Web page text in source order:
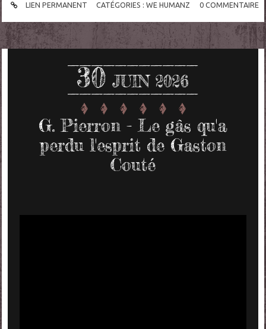
LIEN PERMANENT CATÉGORIES :WE HUMANZ 0 COMMENTAIRE
30 JUIN 2026
G. Pierron - Le gâs qu'a
perdu l'esprit de Gaston
Couté